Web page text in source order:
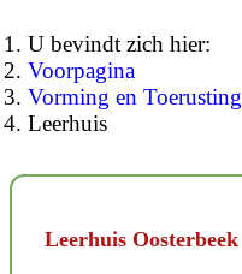
U bevindt zich hier:
Voorpagina
Vorming en Toerusting
Leerhuis
Leerhuis Oosterbeek